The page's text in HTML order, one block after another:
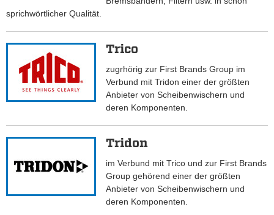
sprichwörtlicher Qualität.
Trico
zugrhörig zur First Brands Group im
Verbund mit Tridon einer der größten
Anbieter von Scheibenwischern und
deren Komponenten.
Tridon
im Verbund mit Trico und zur First Brands
Group gehörend einer der größten
Anbieter von Scheibenwischern und
deren Komponenten.